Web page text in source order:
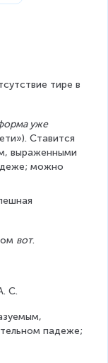
тире в
уже
Ставится
выраженными
можно
вот.
С.
падеже;